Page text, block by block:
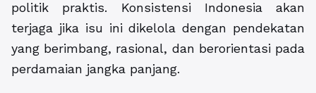
politik praktis. Konsistensi Indonesia akan
terjaga jika isu ini dikelola dengan pendekatan
yang berimbang, rasional, dan berorientasi pada
perdamaian jangka panjang.